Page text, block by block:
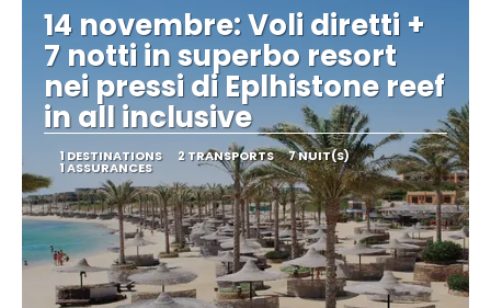
14 novembre: Voli diretti +
7 notti in superbo resort
nei pressi di Eplhistone reef
in all inclusive
1 DESTINATIONS 2 TRANSPORTS 7 NUIT(S)
1 ASSURANCES